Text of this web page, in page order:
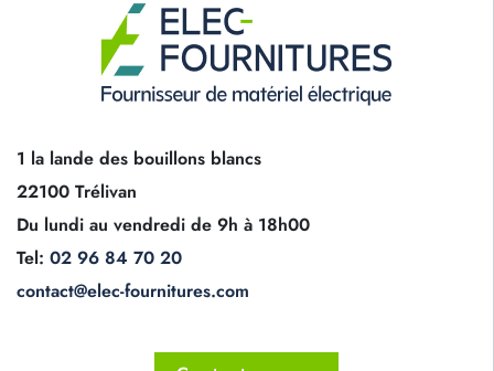
1 la lande des bouillons blancs
22100 Trélivan
Du lundi au vendredi de 9h à 18h00
Tel: 02 96 84 70 20
contact@elec-fournitures.com